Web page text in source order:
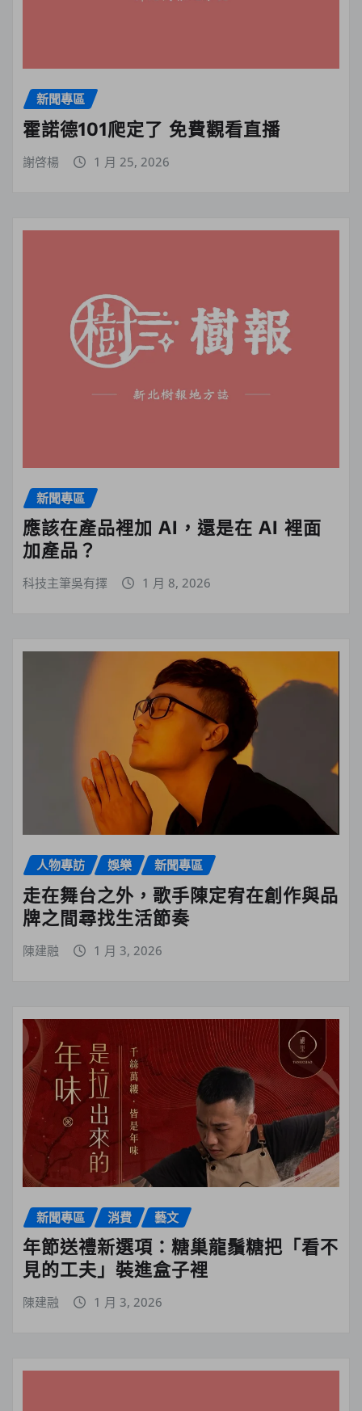
新聞專區
霍諾德101爬定了 免費觀看直播
謝啓楊 1 月 25, 2026
新聞專區
應該在產品裡加 AI，還是在 AI 裡面
加產品？
科技主筆吳有擇 1 月 8, 2026
人物專訪 娛樂 新聞專區
走在舞台之外，歌手陳定宥在創作與品
牌之間尋找生活節奏
陳建融 1 月 3, 2026
新聞專區 消費 藝文
年節送禮新選項：糖巢龍鬚糖把「看不
見的工夫」裝進盒子裡
陳建融 1 月 3, 2026